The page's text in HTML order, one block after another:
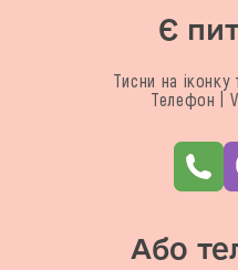
Є
Тисни на
Телефон |
Або